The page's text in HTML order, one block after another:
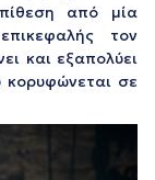
από μία
τον
και εξαπολύει
σε